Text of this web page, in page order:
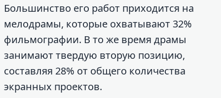
Большинство его работ приходится на
мелодрамы, которые охватывают 32%
фильмографии. В то же время драмы
занимают твердую вторую позицию,
составляя 28% от общего количества
экранных проектов.